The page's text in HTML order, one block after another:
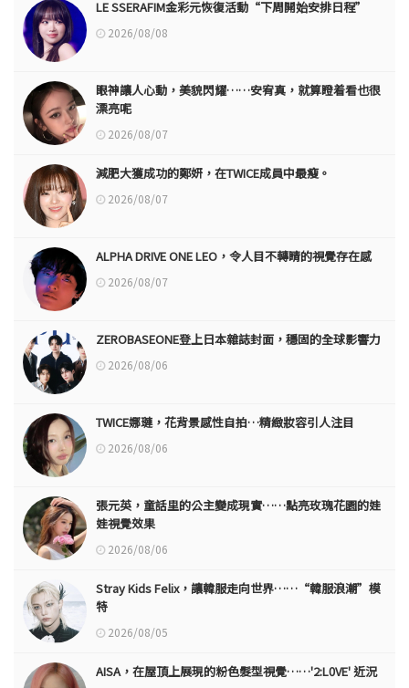
LE SSERAFIM金彩元恢復活動“下周開始安排日程”
2026/08/08
眼神讓人心動，美貌閃耀……安宥真，就算瞪着看也很
漂亮呢
2026/08/07
減肥大獲成功的鄭妍，在TWICE成員中最瘦。
2026/08/07
ALPHA DRIVE ONE LEO，令人目不轉睛的視覺存在感
2026/08/07
ZEROBASEONE登上日本雜誌封面，穩固的全球影響力
2026/08/06
TWICE娜璉，花背景感性自拍…精緻妝容引人注目
2026/08/06
張元英，童話里的公主變成現實……點亮玫瑰花園的娃
娃視覺效果
2026/08/06
Stray Kids Felix，讓韓服走向世界……“韓服浪潮”模
特
2026/08/05
AISA，在屋頂上展現的粉色髮型視覺……'2:L0VE' 近況